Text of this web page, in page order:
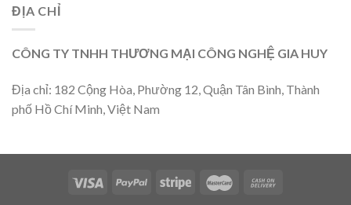
ĐỊA CHỈ
CÔNG TY TNHH THƯƠNG MẠI CÔNG NGHỆ GIA HUY
Địa chỉ: 182 Cộng Hòa, Phường 12, Quận Tân Bình, Thành
phố Hồ Chí Minh, Việt Nam